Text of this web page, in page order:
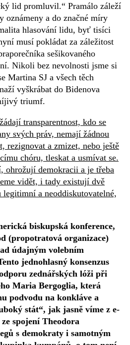
lid promluvil.“ Pramálo záleží
oznámeny a do značné míry
hlasování lidu, byť tisíci
musí pokládat za záležitost
sešikovaného
Nikoli bez nevolnosti jsme si
Martina SJ a všech těch
vyškrábat do Bidenova
triumf.
transparentnost, kdo se
svých práv, nemají žádnou
rezignovat a zmizet, nebo ještě
chóru, tleskat a usmívat se.
ohrožují demokracii a je třeba
vidět, i tady existují dvě
legitimní a neoddiskutovatelné,
biskupská konference,
(propotratová organizace)
údajným volebním
jednohlasný konsenzus
zednářských lóži při
Maria Bergoglia, která
podvodu na konkláve a
stát“, jak jasně víme z e-
spojení Theodora
s demokraty i samotným